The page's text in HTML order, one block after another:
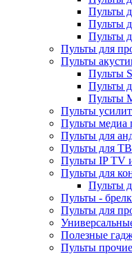
Пульты
Пульты
Пульты
Пульты для
Пульты
Пульты
Пульты
Пульты
Пульты
Пульты медиа
Пульты для
Пульты для
Пульты IP TV
Пульты для
Пульты
Пульты -
Пульты для
Полезные
Пульты прочие